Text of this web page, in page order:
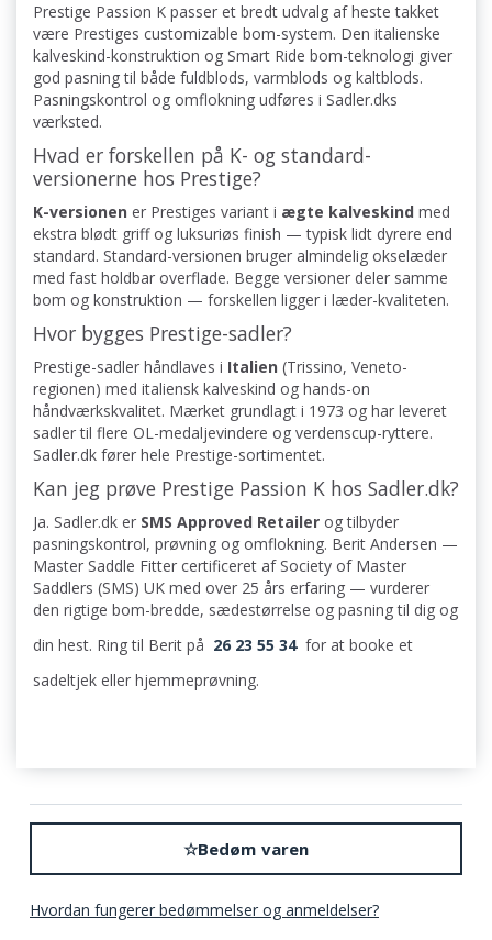
Prestige Passion K passer et bredt udvalg af heste takket
være Prestiges customizable bom-system. Den italienske
kalveskind-konstruktion og Smart Ride bom-teknologi giver
god pasning til både fuldblods, varmblods og kaltblods.
Pasningskontrol og omflokning udføres i Sadler.dks
værksted.
Hvad er forskellen på K- og standard-
versionerne hos Prestige?
K-versionen er Prestiges variant i ægte kalveskind med
ekstra blødt griff og luksuriøs finish — typisk lidt dyrere end
standard. Standard-versionen bruger almindelig okselæder
med fast holdbar overflade. Begge versioner deler samme
bom og konstruktion — forskellen ligger i læder-kvaliteten.
Hvor bygges Prestige-sadler?
Prestige-sadler håndlaves i Italien (Trissino, Veneto-
regionen) med italiensk kalveskind og hands-on
håndværkskvalitet. Mærket grundlagt i 1973 og har leveret
sadler til flere OL-medaljevindere og verdenscup-ryttere.
Sadler.dk fører hele Prestige-sortimentet.
Kan jeg prøve Prestige Passion K hos Sadler.dk?
Ja. Sadler.dk er SMS Approved Retailer og tilbyder
pasningskontrol, prøvning og omflokning. Berit Andersen —
Master Saddle Fitter certificeret af Society of Master
Saddlers (SMS) UK med over 25 års erfaring — vurderer
den rigtige bom-bredde, sædestørrelse og pasning til dig og
din hest. Ring til Berit på 26 23 55 34 for at booke et
sadeltjek eller hjemmeprøvning.
☆Bedøm varen
Hvordan fungerer bedømmelser og anmeldelser?